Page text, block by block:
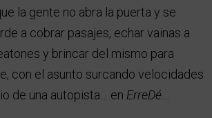
la gente no abra la puerta y se
a cobrar pasajes, echar vainas a
y brincar del mismo para
con el asunto surcando velocidades
de una autopista… en ErreDé…